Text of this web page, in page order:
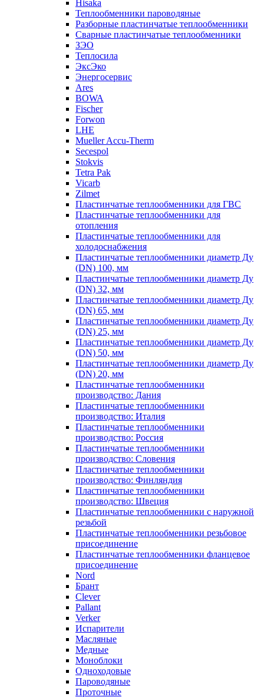
Hisaka
Теплообменники пароводяные
Разборные пластинчатые теплообменники
Сварные пластинчатые теплообменники
ЗЭО
Теплосила
ЭксЭко
Энергосервис
Ares
BOWA
Fischer
Forwon
LHE
Mueller Accu-Therm
Secespol
Stokvis
Tetra Pak
Vicarb
Zilmet
Пластинчатые теплообменники для ГВС
Пластинчатые теплообменники для
отопления
Пластинчатые теплообменники для
холодоснабжения
Пластинчатые теплообменники диаметр Ду
(DN) 100, мм
Пластинчатые теплообменники диаметр Ду
(DN) 32, мм
Пластинчатые теплообменники диаметр Ду
(DN) 65, мм
Пластинчатые теплообменники диаметр Ду
(DN) 25, мм
Пластинчатые теплообменники диаметр Ду
(DN) 50, мм
Пластинчатые теплообменники диаметр Ду
(DN) 20, мм
Пластинчатые теплообменники
производство: Дания
Пластинчатые теплообменники
производство: Италия
Пластинчатые теплообменники
производство: Россия
Пластинчатые теплообменники
производство: Словения
Пластинчатые теплообменники
производство: Финляндия
Пластинчатые теплообменники
производство: Швеция
Пластинчатые теплообменники с наружной
резьбой
Пластинчатые теплообменники резьбовое
присоединение
Пластинчатые теплообменники фланцевое
присоединение
Nord
Брант
Clever
Pallant
Verker
Испарители
Масляные
Медные
Моноблоки
Одноходовые
Пароводяные
Проточные